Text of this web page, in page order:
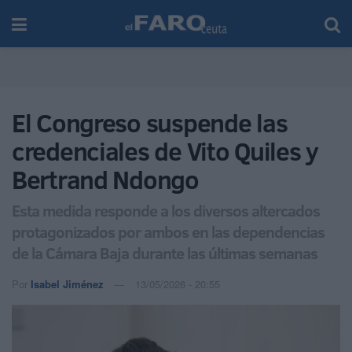
El Congreso suspende las
credenciales de Vito Quiles y
Bertrand Ndongo
Esta medida responde a los diversos altercados
protagonizados por ambos en las dependencias
de la Cámara Baja durante las últimas semanas
Por Isabel Jiménez 13/05/2026 - 20:55